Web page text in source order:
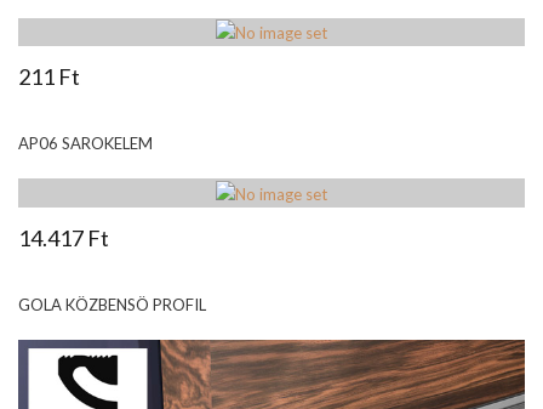
211 Ft
AP06 SAROKELEM
14.417 Ft
GOLA KÖZBENSÖ PROFIL